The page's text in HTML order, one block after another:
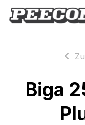
Biga